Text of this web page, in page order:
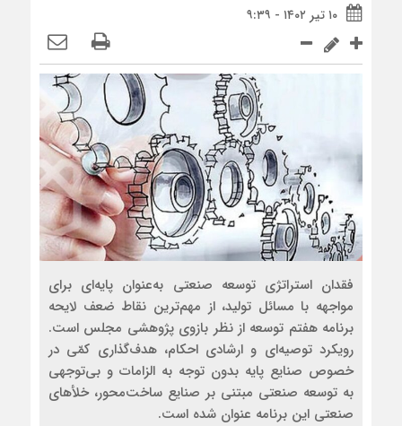
۱۰ تیر ۱۴۰۲ - ۹:۳۹
فقدان استراتژی توسعه صنعتی به‌عنوان پایه‌ای برای
مواجهه با مسائل تولید، از مهم‌ترین نقاط ضعف لایحه
برنامه هفتم توسعه از نظر بازوی پژوهشی مجلس است.
رویکرد توصیه‎‌ای و ارشادی احکام، هدف‌گذاری کمّی در
خصوص صنایع پایه بدون توجه به الزامات و بی‌توجهی
به توسعه صنعتی مبتنی ‌بر صنایع ساخت‌محور، خلأهای
صنعتی این برنامه عنوان شده است.